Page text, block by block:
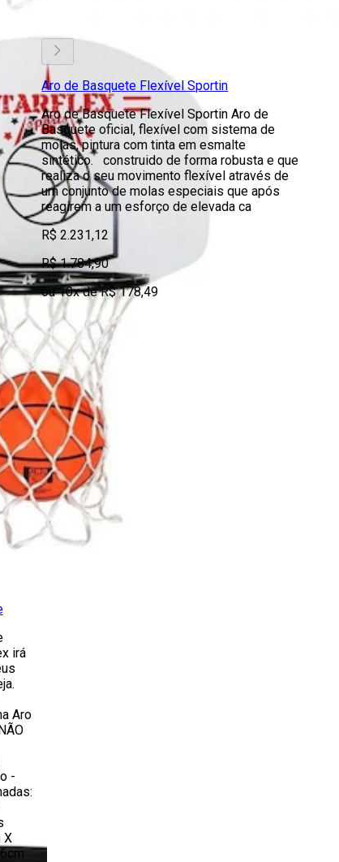
irá
Aro
-
X
Aro de Basquete Flexível Sportin
Aro de Basquete Flexível Sportin Aro de
Basquete oficial, flexível com sistema de
molas, pintura com tinta em esmalte
sintético. construido de forma robusta e que
realiza o seu movimento flexível através de
um conjunto de molas especiais que após
reagirem a um esforço de elevada ca
R$ 2.231,12
R$ 1.784,90
ou 10x de R$ 178,49